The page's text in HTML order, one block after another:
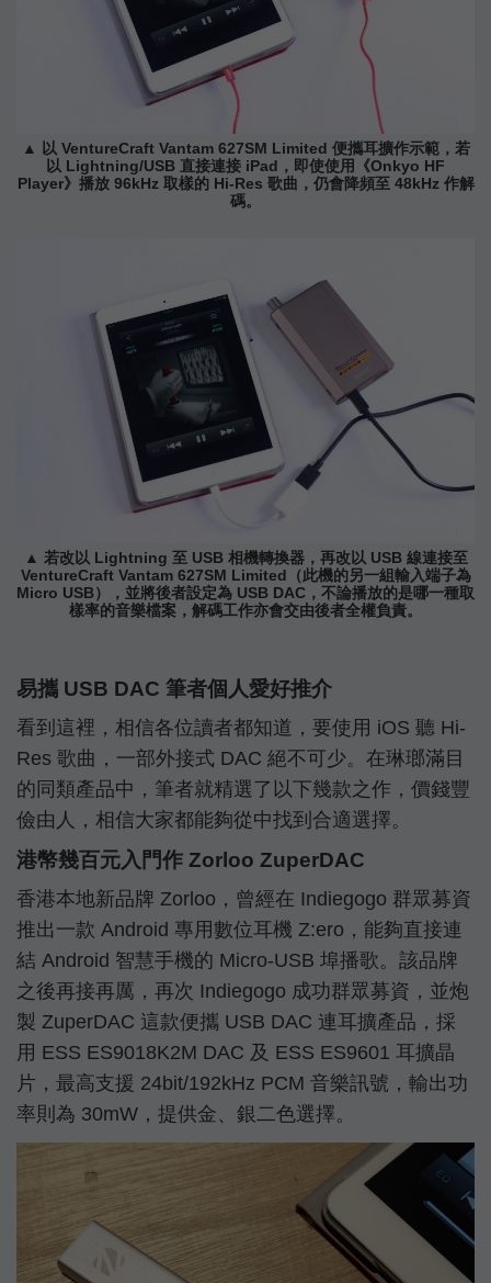
▲ 以 VentureCraft Vantam 627SM Limited 便攜耳擴作示範，若
以 Lightning/USB 直接連接 iPad，即使使用《Onkyo HF
Player》播放 96kHz 取樣的 Hi-Res 歌曲，仍會降頻至 48kHz 作解
碼。
▲ 若改以 Lightning 至 USB 相機轉換器，再改以 USB 線連接至
VentureCraft Vantam 627SM Limited（此機的另一組輸入端子為
Micro USB），並將後者設定為 USB DAC，不論播放的是哪一種取
樣率的音樂檔案，解碼工作亦會交由後者全權負責。
易攜 USB DAC 筆者個人愛好推介
看到這裡，相信各位讀者都知道，要使用 iOS 聽 Hi-
Res 歌曲，一部外接式 DAC 絕不可少。在琳瑯滿目
的同類產品中，筆者就精選了以下幾款之作，價錢豐
儉由人，相信大家都能夠從中找到合適選擇。
港幣幾百元入門作 Zorloo ZuperDAC
香港本地新品牌 Zorloo，曾經在 Indiegogo 群眾募資
推出一款 Android 專用數位耳機 Z:ero，能夠直接連
結 Android 智慧手機的 Micro-USB 埠播歌。該品牌
之後再接再厲，再次 Indiegogo 成功群眾募資，並炮
製 ZuperDAC 這款便攜 USB DAC 連耳擴產品，採
用 ESS ES9018K2M DAC 及 ESS ES9601 耳擴晶
片，最高支援 24bit/192kHz PCM 音樂訊號，輸出功
率則為 30mW，提供金、銀二色選擇。